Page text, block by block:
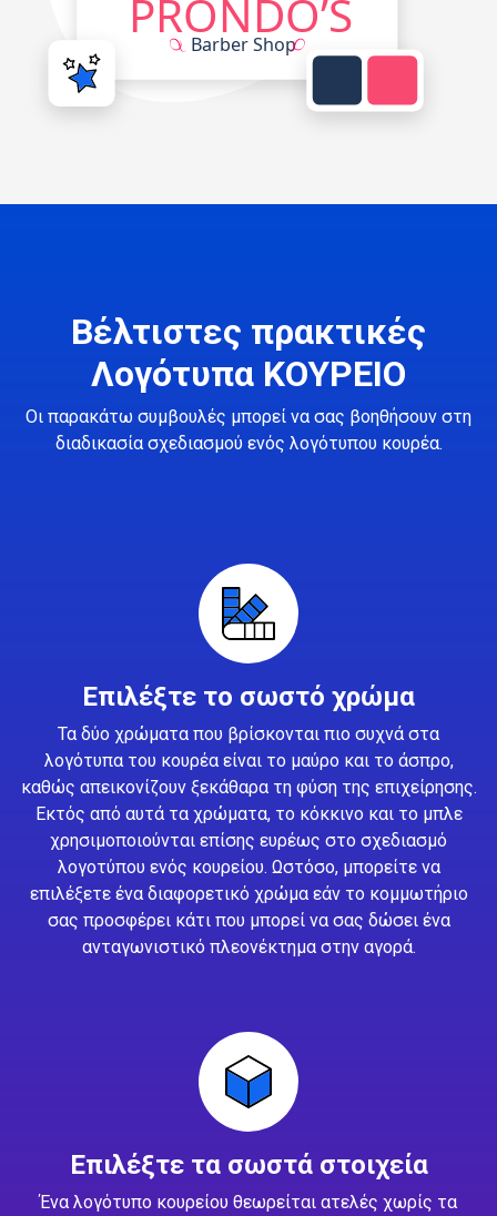
Βέλτιστες πρακτικές
Λογότυπα ΚΟΥΡΕΙΟ
Οι παρακάτω συμβουλές μπορεί να σας βοηθήσουν στη
διαδικασία σχεδιασμού ενός λογότυπου κουρέα.
Επιλέξτε το σωστό χρώμα
Τα δύο χρώματα που βρίσκονται πιο συχνά στα
λογότυπα του κουρέα είναι το μαύρο και το άσπρο,
καθώς απεικονίζουν ξεκάθαρα τη φύση της επιχείρησης.
Εκτός από αυτά τα χρώματα, το κόκκινο και το μπλε
χρησιμοποιούνται επίσης ευρέως στο σχεδιασμό
λογοτύπου ενός κουρείου. Ωστόσο, μπορείτε να
επιλέξετε ένα διαφορετικό χρώμα εάν το κομμωτήριο
σας προσφέρει κάτι που μπορεί να σας δώσει ένα
ανταγωνιστικό πλεονέκτημα στην αγορά.
Επιλέξτε τα σωστά στοιχεία
Ένα λογότυπο κουρείου θεωρείται ατελές χωρίς τα